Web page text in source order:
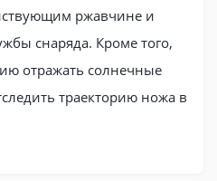
ржавчине и
снаряда. Кроме того,
отражать солнечные
траекторию ножа в